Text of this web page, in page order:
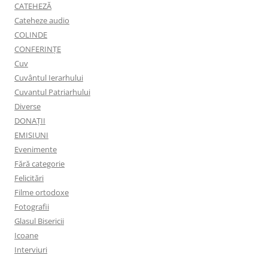
CATEHEZĂ
Cateheze audio
COLINDE
CONFERINȚE
Cuv
Cuvântul Ierarhului
Cuvantul Patriarhului
Diverse
DONAȚII
EMISIUNI
Evenimente
Fără categorie
Felicitări
Filme ortodoxe
Fotografii
Glasul Bisericii
Icoane
Interviuri